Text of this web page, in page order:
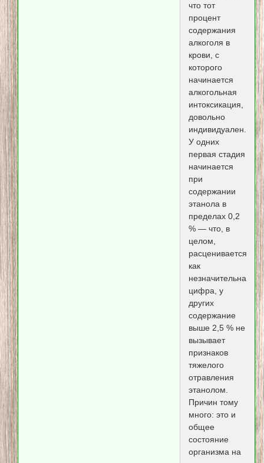
что тот
процент
содержания
алкоголя в
крови, с
которого
начинается
алкогольная
интоксикация,
довольно
индивидуален.
У одних
первая стадия
начинается
при
содержании
этанола в
пределах 0,2
% — что, в
целом,
расценивается
как
незначительная
цифра, у
других
содержание
выше 2,5 % не
вызывает
признаков
тяжелого
отравления
этанолом.
Причин тому
много: это и
общее
состояние
организма на